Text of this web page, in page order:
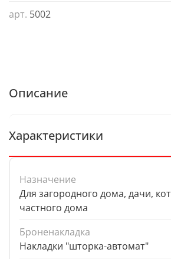
арт. 5002
Описание
Характеристики
Назначение
Для загородного дома, дачи,
частного дома
Броненакладка
Накладки "шторка-автомат"